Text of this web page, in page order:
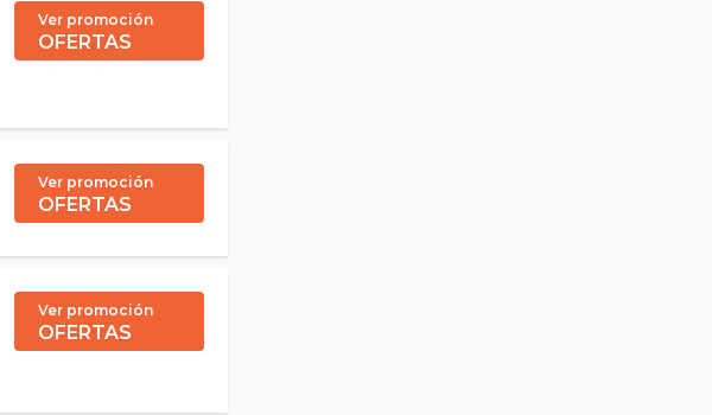
Ver promoción
OFERTAS
Ver promoción
OFERTAS
Ver promoción
OFERTAS